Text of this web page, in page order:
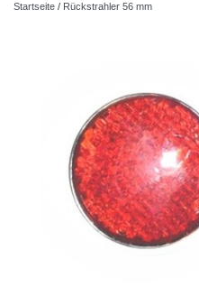
Startseite / Rückstrahler 56 mm